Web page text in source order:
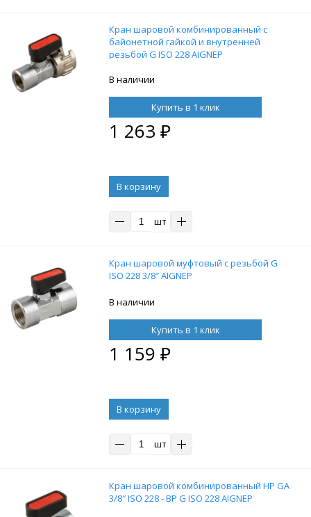
Кран шаровой комбинированный с
байонетной гайкой и внутренней
резьбой G ISO 228 AIGNEP
В наличии
Купить в 1 клик
1 263 ₽
В корзину
шт
Кран шаровой муфтовый с резьбой G
ISO 228 3/8″ AIGNEP
В наличии
Купить в 1 клик
1 159 ₽
В корзину
шт
Кран шаровой комбинированный НР GA
3/8″ ISO 228 - ВР G ISO 228 AIGNEP